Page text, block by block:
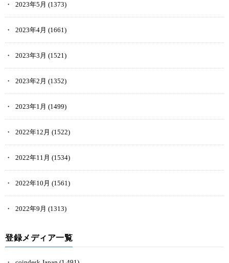
2023年5月 (1373)
2023年4月 (1661)
2023年3月 (1521)
2023年2月 (1352)
2023年1月 (1499)
2022年12月 (1522)
2022年11月 (1534)
2022年10月 (1561)
2022年9月 (1313)
登録メディア一覧